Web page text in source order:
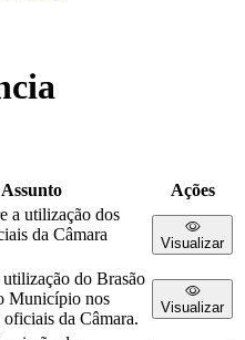
Assunto Ações
a utilização dos
da Câmara
Visualizar
do Brasão
Município nos
da Câmara.
Visualizar